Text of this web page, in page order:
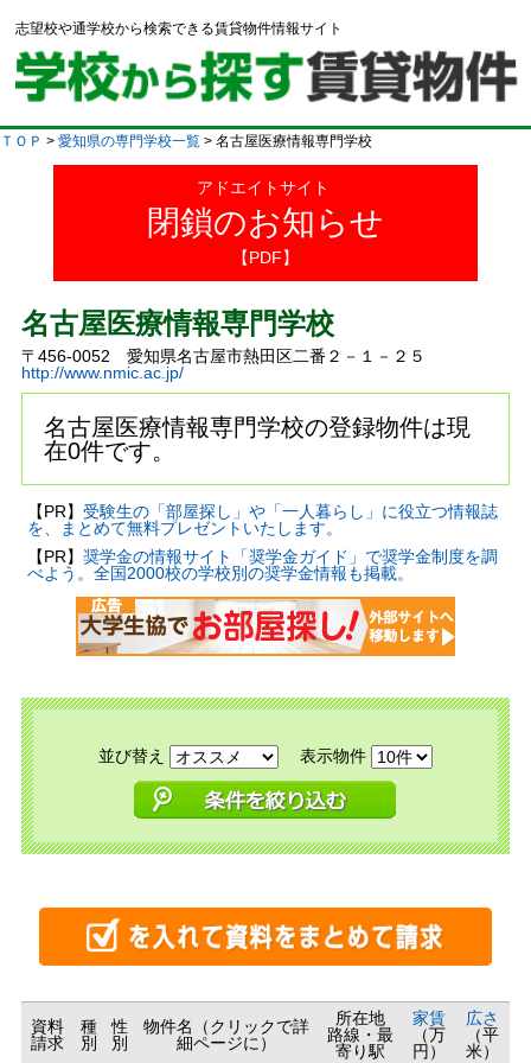
志望校や通学校から検索できる賃貸物件情報サイト
ＴＯＰ > 愛知県の専門学校一覧 > 名古屋医療情報専門学校
アドエイトサイト
閉鎖のお知らせ
【PDF】
名古屋医療情報専門学校
〒456-0052 愛知県名古屋市熱田区二番２－１－２５
http://www.nmic.ac.jp/
名古屋医療情報専門学校の登録物件は現
在0件です。
【PR】 受験生の「部屋探し」や「一人暮らし」に役立つ情報誌
を、まとめて無料プレゼントいたします。
【PR】 奨学金の情報サイト「奨学金ガイド」で奨学金制度を調
べよう。全国2000校の学校別の奨学金情報も掲載。
並び替え 表示物件
資料
請求
種
別
性
別
物件名（クリックで詳
細ページに）
所在地
路線・最
寄り駅
家賃
（万
円）
広さ
（平
米）